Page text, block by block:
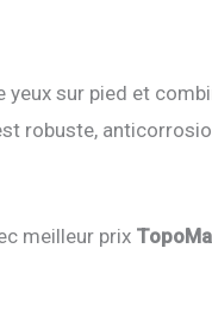
yeux sur pied et
robuste,
meilleur prix